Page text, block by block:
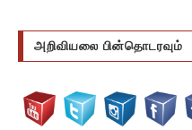
அறிவியலை பின்தொடரவும்